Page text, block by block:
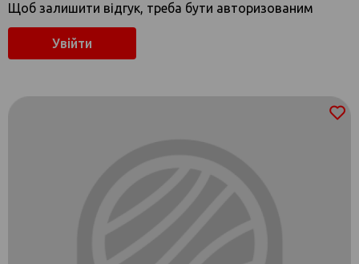
Щоб залишити відгук, треба бути авторизованим
Увійти